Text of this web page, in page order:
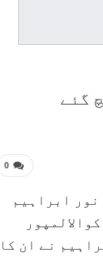
گئے
0
ابراہیم
نے ان کا